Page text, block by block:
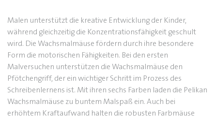
Malen unterstützt die kreative Entwicklung der Kinder,
während gleichzeitig die Konzentrationsfähigkeit geschult
wird. Die Wachsmalmäuse fördern durch ihre besondere
Form die motorischen Fähigkeiten. Bei den ersten
Malversuchen unterstützen die Wachsmalmäuse den
Pfötchengriff, der ein wichtiger Schritt im Prozess des
Schreibenlernens ist. Mit ihren sechs Farben laden die Pelikan
Wachsmalmäuse zu buntem Malspaß ein. Auch bei
erhöhtem Kraftaufwand halten die robusten Farbmäuse